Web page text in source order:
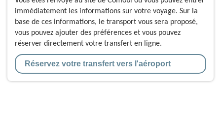
immédiatement les informations sur votre voyage. Sur la
base de ces informations, le transport vous sera proposé,
vous pouvez ajouter des préférences et vous pouvez
réserver directement votre transfert en ligne.
Réservez votre transfert vers l'aéroport